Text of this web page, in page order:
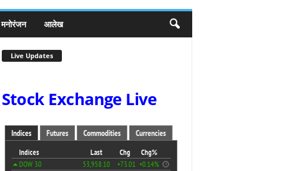
मनोरंजन आलेख
Live Updates
Stock Exchange Live